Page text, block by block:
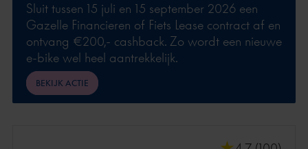
Sluit tussen 15 juli en 15 september 2026 een
Gazelle Financieren of Fiets Lease contract af en
ontvang €200,- cashback. Zo wordt een nieuwe
e-bike wel heel aantrekkelijk.
BEKIJK ACTIE